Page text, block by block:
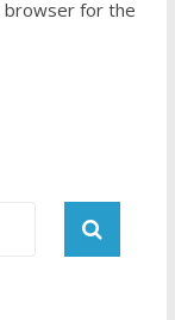
browser for the